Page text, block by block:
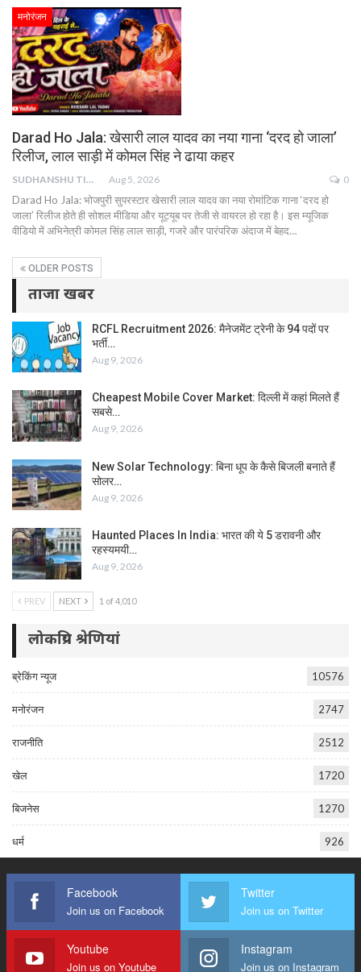
मनोरंजन
Darad Ho Jala: खेसारी लाल यादव का नया गाना ‘दरद हो जाला’
रिलीज, लाल साड़ी में कोमल सिंह ने ढाया कहर
SUDHANSHU TIWARI Aug 5, 2026 0
Darad Ho Jala: भोजपुरी सुपरस्टार खेसारी लाल यादव का नया रोमांटिक गाना ‘दरद हो
जाला’ रिलीज होते ही सोशल मीडिया और यूट्यूब पर तेजी से वायरल हो रहा है। इस म्यूजिक
वीडियो में अभिनेत्री कोमल सिंह लाल साड़ी, गजरे और पारंपरिक अंदाज में बेहद…
OLDER POSTS
ताजा खबर
RCFL Recruitment 2026: मैनेजमेंट ट्रेनी के 94 पदों पर
भर्ती…
Aug 9, 2026
Cheapest Mobile Cover Market: दिल्ली में कहां मिलते हैं
सबसे…
Aug 9, 2026
New Solar Technology: बिना धूप के कैसे बिजली बनाते हैं
सोलर…
Aug 9, 2026
Haunted Places In India: भारत की ये 5 डरावनी और
रहस्यमयी…
Aug 9, 2026
PREV NEXT 1 of 4,010
लोकप्रिय श्रेणियां
ब्रेकिंग न्यूज 10576
मनोरंजन 2747
राजनीति 2512
खेल 1720
बिजनेस 1270
धर्म 926
Facebook
Join us on Facebook
Twitter
Join us on Twitter
Youtube
Join us on Youtube
Instagram
Join us on Instagram